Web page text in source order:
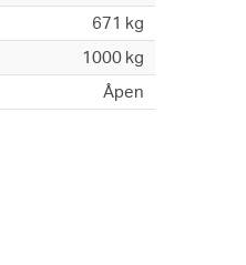
671 kg
1000 kg
Åpen